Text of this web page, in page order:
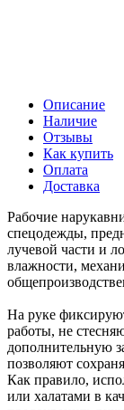
Описание
Наличие
Отзывы
Как купить
Оплата
Доставка
Рабочие
спецодежды,
лучевой части и
влажности,
На руке
работы, не
дополнительную
позволяют
Как правило,
или халатами в